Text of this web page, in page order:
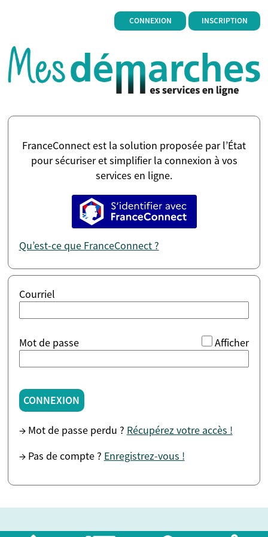
CONNEXION INSCRIPTION
FranceConnect est la solution proposée par l’État
pour sécuriser et simplifier la connexion à vos
services en ligne.
S’identifier avec
Qu’est-ce que FranceConnect ?
Courriel
Mot de passe Afficher
CONNEXION
→ Mot de passe perdu ? Récupérez votre accès !
→ Pas de compte ? Enregistrez-vous !